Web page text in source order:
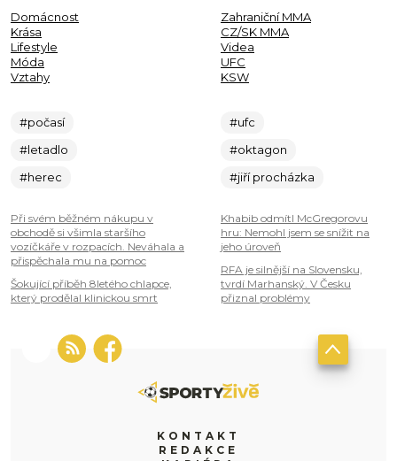
Domácnost
Krása
Lifestyle
Móda
Vztahy
#počasí
#letadlo
#herec
Při svém běžném nákupu v
obchodě si všimla staršího
vozíčkáře v rozpacích. Neváhala a
přispěchala mu na pomoc
Šokující příběh 8letého chlapce,
který prodělal klinickou smrt
Zahraniční MMA
CZ/SK MMA
Videa
UFC
KSW
#ufc
#oktagon
#jiří procházka
Khabib odmítl McGregorovu
hru: Nemohl jsem se snížit na
jeho úroveň
RFA je silnější na Slovensku,
tvrdí Marhanský. V Česku
přiznal problémy
KONTAKT
REDAKCE